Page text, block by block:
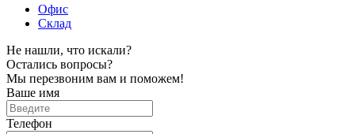
Офис
Склад
Не нашли, что искали?
Остались вопросы?
Мы перезвоним вам и поможем!
Ваше имя
Телефон